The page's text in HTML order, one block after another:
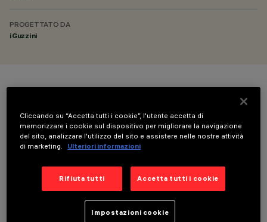
PROGETTATO DA
iGuzzini
COMPONENTI OPZIONALI
Cliccando su “Accetta tutti i cookie”, l'utente accetta di
memorizzare i cookie sul dispositivo per migliorare la navigazione
del sito, analizzare l'utilizzo del sito e assistere nelle nostre attività
di marketing.
Ulteriori informazioni
Rifiuta tutti Accetta tutti i cookie
Impostazioni cookie